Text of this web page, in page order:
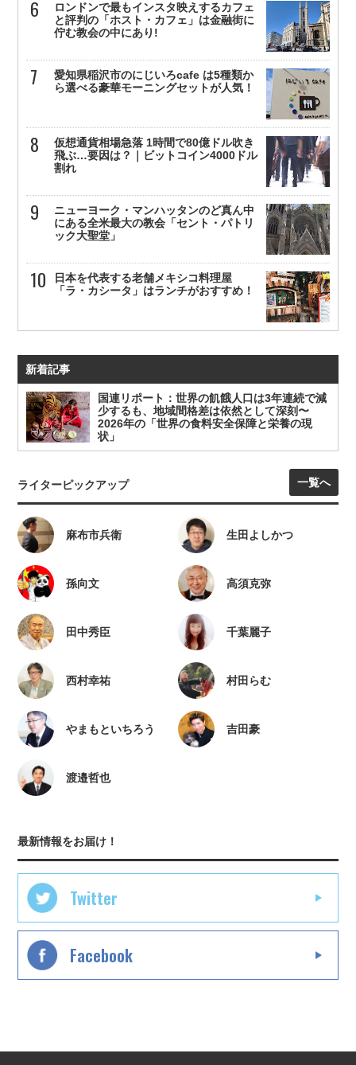
ロンドンで最もインスタ映えするカフェ
と評判の「ホスト・カフェ」は金融街に
佇む教会の中にあり!
愛知県稲沢市のにじいろcafe は5種類か
ら選べる豪華モーニングセットが人気！
仮想通貨相場急落 1時間で80億ドル吹き
飛ぶ…要因は？｜ビットコイン4000ドル
割れ
ニューヨーク・マンハッタンのど真ん中
にある全米最大の教会「セント・パトリ
ック大聖堂」
日本を代表する老舗メキシコ料理屋
「ラ・カシータ」はランチがおすすめ！
新着記事
国連リポート：世界の飢餓人口は3年連続で減
少するも、地域間格差は依然として深刻〜
2026年の「世界の食料安全保障と栄養の現
状」
ライターピックアップ 一覧へ
麻布市兵衛 生田よしかつ
孫向文 高須克弥
田中秀臣 千葉麗子
西村幸祐 村田らむ
やまもといちろう 吉田豪
渡邉哲也
最新情報をお届け！
Twitter
Facebook